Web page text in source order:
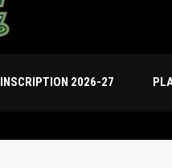
INSCRIPTION 2026-27